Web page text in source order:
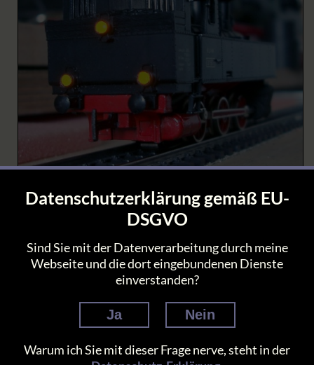
Die Beleuchtungstechnik hat sich durchaus
bewährt. Meine zweite KLVM fährt zwar noch
unbeleuchtet durch die Welt, aber bei einer alten
3029 von Primex – ebenfalls so ein unbeleuchtetes
Einfach-Modell der 80er – habe ich die LED auf
Christians Homepage 8 (c) 1995-2026 by Christian Lütgens
Datenschutzerklärung gemäß EU-
DSGVO
Sind Sie mit der Datenverarbeitung durch meine
Webseite und die dort eingebundenen Dienste
einverstanden?
Ja Nein
Warum ich Sie mit dieser Frage nerve, steht in der